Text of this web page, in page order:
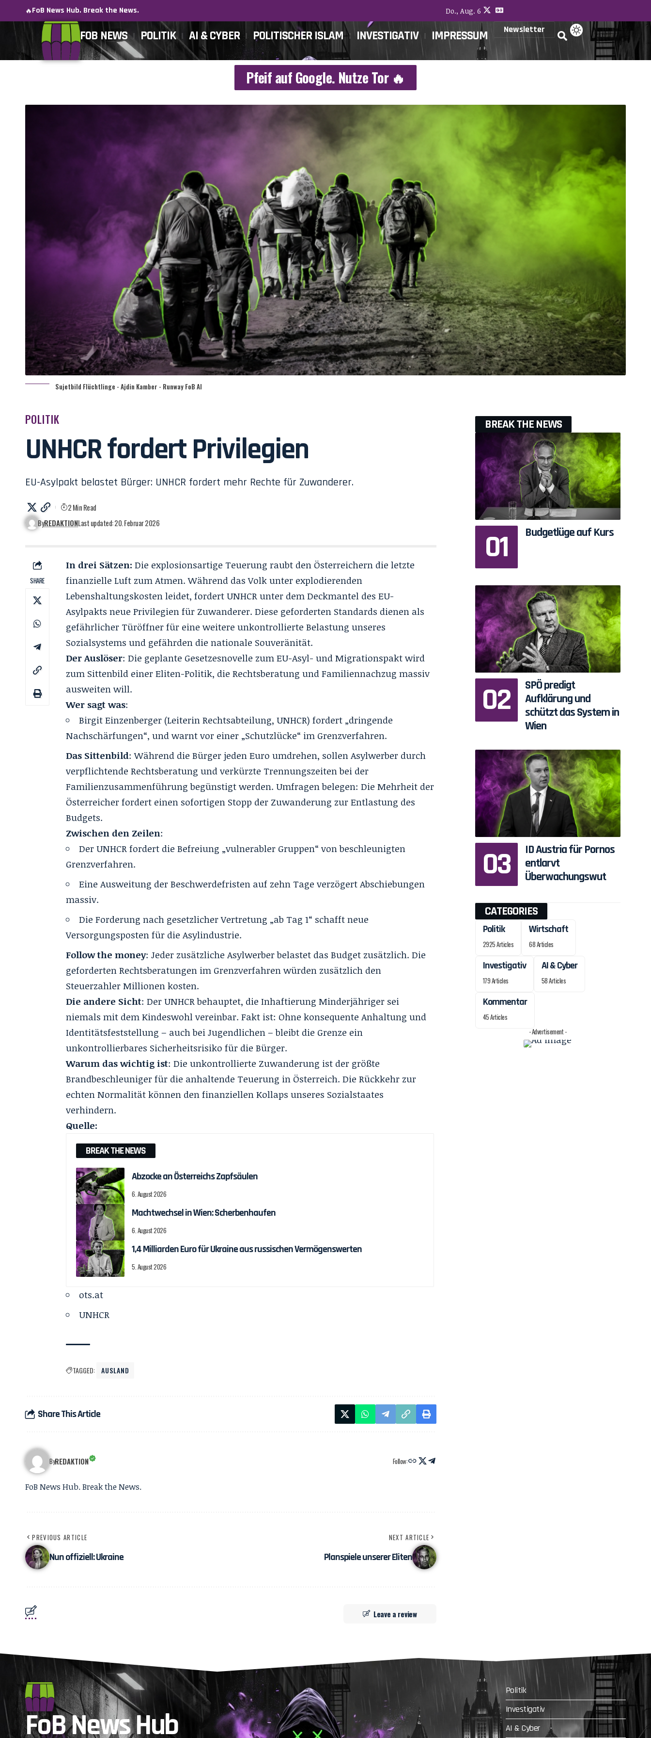
🔥FoB News Hub. Break the News. Do., Aug. 6
FOB NEWS POLITIK AI & CYBER POLITISCHER ISLAM INVESTIGATIV IMPRESSUM Newsletter
Pfeif auf Google. Nutze Tor 🔥
Sujetbild Flüchtlinge - Ajdin Kamber - Runway FoB AI
POLITIK
UNHCR fordert Privilegien
EU-Asylpakt belastet Bürger: UNHCR fordert mehr Rechte für Zuwanderer.
ByREDAKTIONLast updated: 20. Februar 2026
2 Min Read
SHARE
In drei Sätzen:Die explosionsartige Teuerung raubt den Österreichern die letzte
finanzielle Luft zum Atmen. Während das Volk unter explodierenden
Lebenshaltungskosten leidet, fordert UNHCR unter dem Deckmantel des EU-
Asylpakts neue Privilegien für Zuwanderer. Diese geforderten Standards dienen als
gefährlicher Türöffner für eine weitere unkontrollierte Belastung unseres
Sozialsystems und gefährden die nationale Souveränität.
Der Auslöser: Die geplante Gesetzesnovelle zum EU-Asyl- und Migrationspakt wird
zum Sittenbild einer Eliten-Politik, die Rechtsberatung und Familiennachzug massiv
ausweiten will.
Wer sagt was:
Birgit Einzenberger (Leiterin Rechtsabteilung, UNHCR) fordert „dringende
Nachschärfungen“‚ und warnt vor einer „Schutzlücke“ im Grenzverfahren.
Das Sittenbild: Während die Bürger jeden Euro umdrehen, sollen Asylwerber durch
verpflichtende Rechtsberatung und verkürzte Trennungszeiten bei der
Familienzusammenführung begünstigt werden. Umfragen belegen: Die Mehrheit der
Österreicher fordert einen sofortigen Stopp der Zuwanderung zur Entlastung des
Budgets.
Zwischen den Zeilen:
Der UNHCR fordert die Befreiung „vulnerabler Gruppen“ von beschleunigten
Grenzverfahren.
Eine Ausweitung der Beschwerdefristen auf zehn Tage verzögert Abschiebungen
massiv.
Die Forderung nach gesetzlicher Vertretung „ab Tag 1“ schafft neue
Versorgungsposten für die Asylindustrie.
Follow the money: Jeder zusätzliche Asylwerber belastet das Budget zusätzlich. Die
geforderten Rechtsberatungen im Grenzverfahren würden zusätzlich den
Steuerzahler Millionen kosten.
Die andere Sicht: Der UNHCR behauptet, die Inhaftierung Minderjähriger sei
niemals mit dem Kindeswohl vereinbar. Fakt ist: Ohne konsequente Anhaltung und
Identitätsfeststellung – auch bei Jugendlichen – bleibt die Grenze ein
unkontrollierbares Sicherheitsrisiko für die Bürger.
Warum das wichtig ist: Die unkontrollierte Zuwanderung ist der größte
Brandbeschleuniger für die anhaltende Teuerung in Österreich. Die Rückkehr zur
echten Normalität können den finanziellen Kollaps unseres Sozialstaates
verhindern.
Quelle:
BREAK THE NEWS
Abzocke an Österreichs Zapfsäulen
6. August 2026
Machtwechsel in Wien: Scherbenhaufen
6. August 2026
1,4 Milliarden Euro für Ukraine aus russischen Vermögenswerten
5. August 2026
ots.at
UNHCR
TAGGED: AUSLAND
Share This Article
ByREDAKTION Follow:
FoB News Hub. Break the News.
PREVIOUS ARTICLE
Nun offiziell: Ukraine
NEXT ARTICLE
Planspiele unserer Eliten
Leave a review
BREAK THE NEWS
Budgetlüge auf Kurs
SPÖ predigt
Aufklärung und
schützt das System in
Wien
ID Austria für Pornos
entlarvt
Überwachungswut
CATEGORIES
Politik
2925 Articles
Wirtschaft
68 Articles
Investigativ
179 Articles
AI & Cyber
58 Articles
Kommentar
45 Articles
- Advertisement -
FoB News Hub
Politik
Investigativ
AI & Cyber